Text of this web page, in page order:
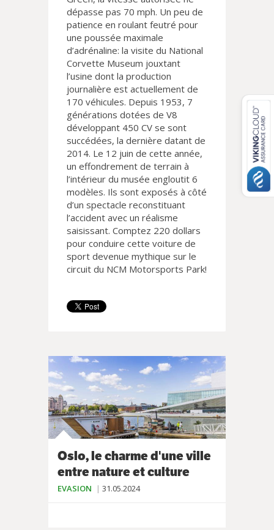
dépasse pas 70 mph. Un peu de
patience en roulant feutré pour
une poussée maximale
d’adrénaline: la visite du National
Corvette Museum jouxtant
l’usine dont la production
journalière est actuellement de
170 véhicules. Depuis 1953, 7
générations dotées de V8
développant 450 CV se sont
succédées, la dernière datant de
2014. Le 12 juin de cette année,
un effondrement de terrain à
l’intérieur du musée engloutit 6
modèles. Ils sont exposés à côté
d’un spectacle reconstituant
l’accident avec un réalisme
saisissant. Comptez 220 dollars
pour conduire cette voiture de
sport devenue mythique sur le
circuit du NCM Motorsports Park!
Oslo, le charme d'une ville
entre nature et culture
EVASION 31.05.2024